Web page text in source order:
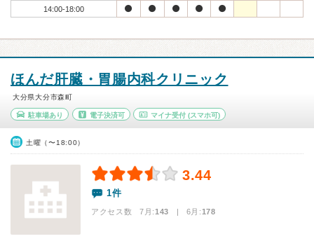
14:00-18:00
ほんだ肝臓・胃腸内科クリニック
大分県大分市森町
駐車場あり 電子決済可 マイナ受付 (スマホ可)
土曜（〜18:00）
3.44
1件
アクセス数 7月:143 | 6月:178